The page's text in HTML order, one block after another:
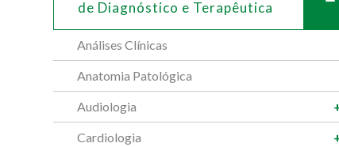
de Diagnóstico e Terapêutica
Análises Clínicas
Anatomia Patológica
Audiologia
Cardiologia